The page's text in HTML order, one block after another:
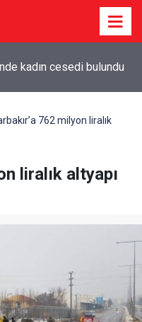
kadın cesedi bulundu
762 milyon liralık
liralık altyapı